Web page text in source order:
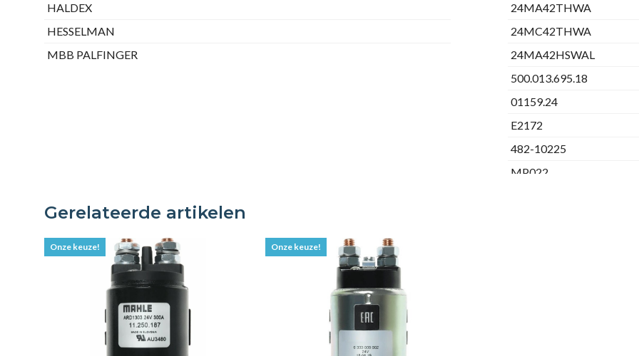
HALDEX
HESSELMAN
MBB PALFINGER
24MA42THWA
24MC42THWA
24MA42HSWAL
500.013.695.18
01159.24
E2172
482-10225
MP022
Gerelateerde artikelen
Onze keuze! Onze keuze!